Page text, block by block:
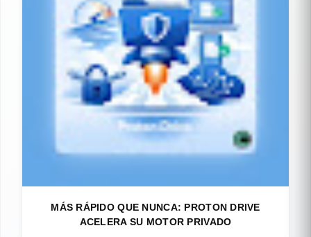
MÁS RÁPIDO QUE NUNCA: PROTON DRIVE
ACELERA SU MOTOR PRIVADO